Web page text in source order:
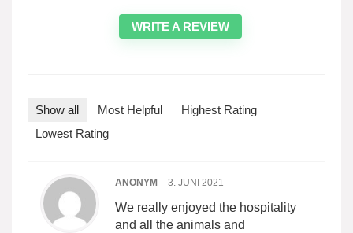
WRITE A REVIEW
Show all Most Helpful
Highest Rating
Lowest Rating
ANONYM – 3. JUNI 2021
We really enjoyed the hospitality
and all the animals and